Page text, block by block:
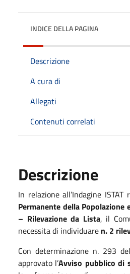
INDICE DELLA PAGINA
Descrizione
A cura di
Allegati
Contenuti correlati
Descrizione
In relazione all’Indagine ISTAT
Permanente della
– Rilevazione da Lista, il
necessita di individuare n. 2
Con determinazione n. 293
approvato l’Avviso pubblico di